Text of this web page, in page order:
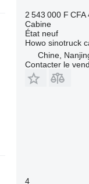
2 543 000 F CFA
Cabine
Étatneuf
Howo sinotruck
Chine,
Contacter le
4